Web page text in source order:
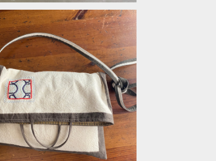
ョルダー1 ワンポ刺繍白 シ
ピボ族の泥染め
¥7,500